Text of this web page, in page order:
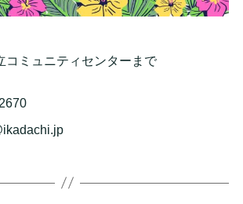
コミュニティセンターまで